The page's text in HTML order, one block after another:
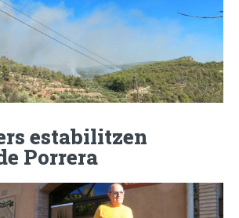
estabilitzen
Porrera